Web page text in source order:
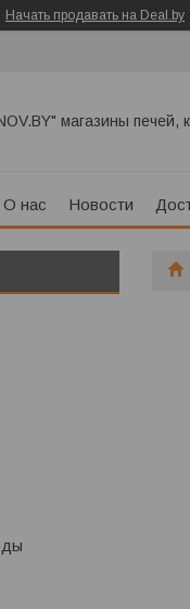
Начать продавать на Deal.by
магазины
О нас Новости